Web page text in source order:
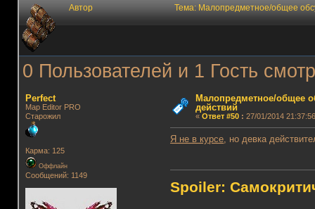
Автор Тема: Малопредметное/общее
0 Пользователей и 1 Гость
Perfect
Map Editor PRO
Старожил
Карма: 125
Оффлайн
Сообщений: 1149
Малопредметное/общее
действий
« Ответ #50: 27/01/2014
Я не в курсе , но девка
Spoiler: